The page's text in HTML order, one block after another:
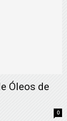
Óleos de
0